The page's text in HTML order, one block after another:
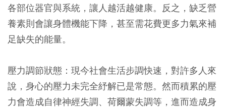
各部位器官與系統，讓人越活越健康。反之，缺乏營
養素則會讓身體機能下降，甚至需花費更多力氣來補
足缺失的能量。
壓力調節狀態：現今社會生活步調快速，對許多人來
說，身心的壓力未完全紓解已是常態。然而積累的壓
力會造成自律神經失調、荷爾蒙失調等，進而造成身